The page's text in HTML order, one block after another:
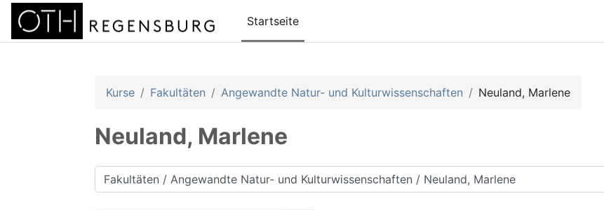
Zum Hauptinhalt
Startseite
Kurse Fakultäten Angewandte Natur- und Kulturwissenschaften Neuland, Marlene
Neuland, Marlene
Kursbereiche